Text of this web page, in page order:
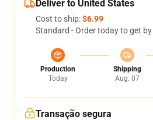
Deliver to United States
Cost to ship:$6.99
Standard - Order today to get by
Production
Today
Shipping
Aug. 07
Transação segura